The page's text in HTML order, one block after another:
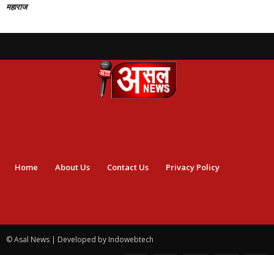
महाराज
Home About Us Contact Us Privacy Policy
© Asal News | Developed by Indowebtech